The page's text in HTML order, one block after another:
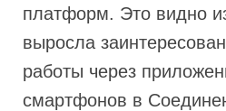
платформ. Это видно
выросла
работы через
смартфонов в